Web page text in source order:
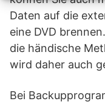
Daten auf die
eine DVD
die händische
wird daher auch
Bei